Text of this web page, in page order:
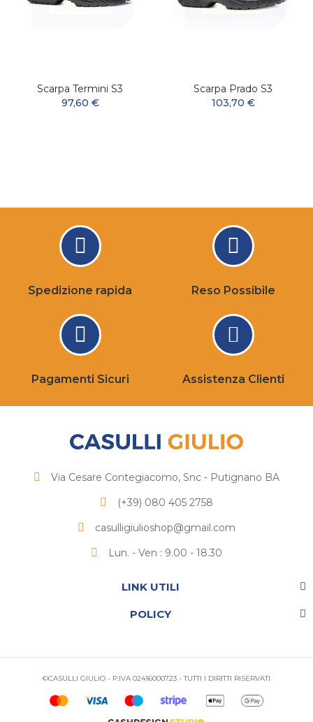
Scarpa Termini S3
97,60 €
Scarpa Prado S3
103,70 €
Spedizione rapida Reso Possibile
Pagamenti Sicuri Assistenza Clienti
Via Cesare Contegiacomo, Snc - Putignano BA
(+39) 080 405 2758
casulligiulioshop@gmail.com
Lun. - Ven : 9.00 - 18.30
LINK UTILI
POLICY
©CASULLI GIULIO - P.IVA 02416000723 - TUTTI I DIRITTI RISERVATI